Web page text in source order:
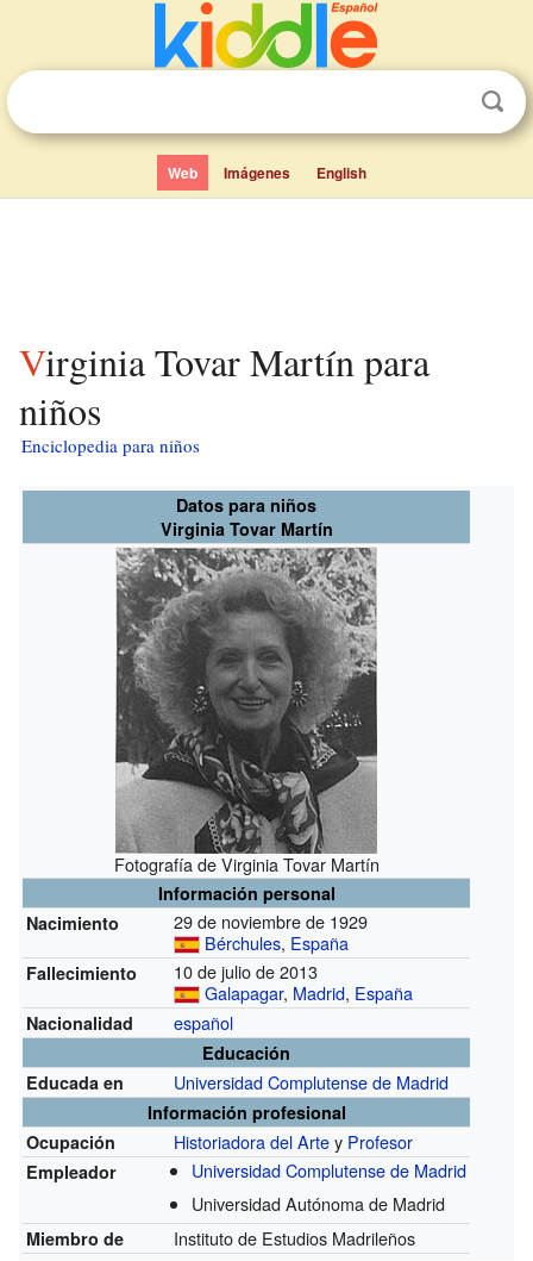
Web Imágenes English
Virginia Tovar Martín para
niños
Enciclopedia para niños
Datos para niños
Virginia Tovar Martín
Fotografía de Virginia Tovar Martín
Información personal
Nacimiento
29 de noviembre de 1929
Bérchules, España
Fallecimiento
10 de julio de 2013
Galapagar, Madrid, España
Nacionalidad español
Educación
Educada en
Universidad Complutense de Madrid
Información profesional
Ocupación
Historiadora del Artey Profesor
Empleador
Universidad Complutense de Madrid
Universidad Autónoma de Madrid
Miembro de Instituto de Estudios Madrileños